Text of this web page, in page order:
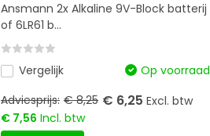
Ansmann 2x Alkaline 9V-Block batterij
of 6LR61 b...
Vergelijk
Op voorraad
Adviesprijs: € 8,25 € 6,25 Excl. btw
€ 7,56 Incl. btw